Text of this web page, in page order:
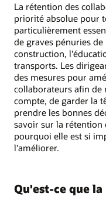
La rétention des
priorité absolue pour
particulièrement
de graves pénuries
construction,
transports. Les
des mesures pour
collaborateurs afin de
compte, de garder la
prendre les bonnes
savoir sur la rétention
pourquoi elle est si
l'améliorer.
Qu'est-ce que